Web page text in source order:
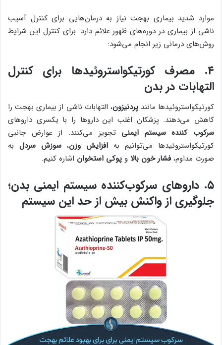
موارد شدید بیماری بهجت نیاز به درمان‌هایی برای کنترل آسیب
ناشی از بیماری در دوره‌های ظهور علائم دارد. برای کنترل این شرایط
روش‌های درمانی زیر انجام می‌شود:
۴. مصرف کورتیکواستروئیدها برای کنترل
التهابات در بدن
کورتیکواستروئیدها مانندپردنیزون، التهابات ناشی از بیماری بهجت را
کاهش می‌دهند. پزشکان اغلب این داروها را با یکسری داروهای
سرکوب کننده سیستم ایمنی تجویز می‌کنند. از عوارض جانبی
کورتیکواستروئیدها می‌توانیم به افزایش وزن، سوزش سردل به
صورت مداوم،فشار خون بالا و پوکی استخوان اشاره کنیم.
۵. داروهای سرکوب‌کننده سیستم ایمنی بدن؛
جلوگیری از واکنش بیش از حد این سیستم